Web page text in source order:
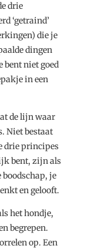
drie
‘getraind’
die je
dingen
bent niet goed
in een
de lijn waar
Niet bestaat
drie principes
bent, zijn als
boodschap, je
en gelooft.
het hondje,
begrepen.
op. Een